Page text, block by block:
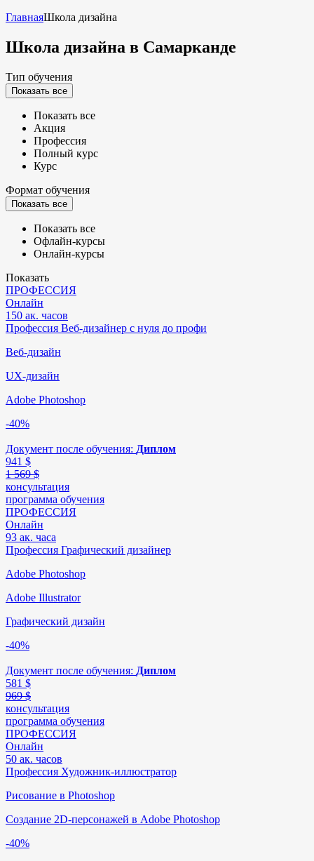
ГлавнаяШкола дизайна
Школа дизайна в Самарканде
Тип обучения
Показать все
Показать все
Акция
Профессия
Полный курс
Курс
Формат обучения
Показать все
Показать все
Офлайн-курсы
Онлайн-курсы
Показать
ПРОФЕССИЯ
Онлайн
150 ак. часов
Профессия Веб-дизайнер с нуля до профи
Веб-дизайн
UX-дизайн
Adobe Photoshop
-40%
Документ после обучения: Диплом
941 $
1 569 $
консультация
программа обучения
ПРОФЕССИЯ
Онлайн
93 ак. часа
Профессия Графический дизайнер
Adobe Photoshop
Adobe Illustrator
Графический дизайн
-40%
Документ после обучения: Диплом
581 $
969 $
консультация
программа обучения
ПРОФЕССИЯ
Онлайн
50 ак. часов
Профессия Художник-иллюстратор
Рисование в Photoshop
Создание 2D-персонажей в Adobe Photoshop
-40%